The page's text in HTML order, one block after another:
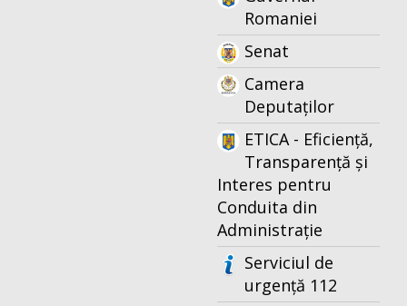
Romaniei
Senat
Camera
Deputaților
ETICA - Eficiență,
Transparență și
Interes pentru
Conduita din
Administrație
Serviciul de
urgență 112